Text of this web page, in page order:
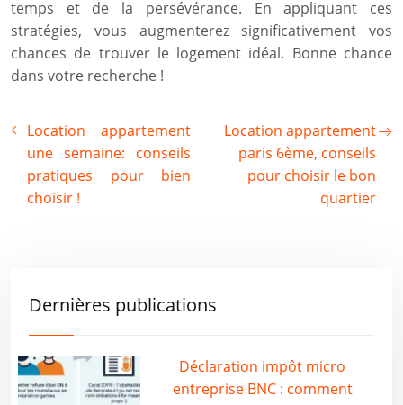
temps et de la persévérance. En appliquant ces
stratégies, vous augmenterez significativement vos
chances de trouver le logement idéal. Bonne chance
dans votre recherche !
Location appartement
une semaine: conseils
pratiques pour bien
choisir !
Location appartement
paris 6ème, conseils
pour choisir le bon
quartier
Dernières publications
Déclaration impôt micro
entreprise BNC : comment